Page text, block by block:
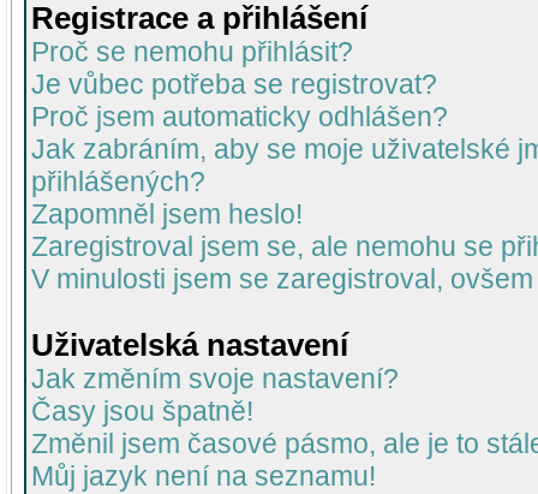
Registrace a přihlášení
Proč se nemohu přihlásit?
Je vůbec potřeba se registrovat?
Proč jsem automaticky odhlášen?
Jak zabráním, aby se moje uživatelské
přihlášených?
Zapomněl jsem heslo!
Zaregistroval jsem se, ale nemohu se
V minulosti jsem se zaregistroval,
Uživatelská nastavení
Jak změním svoje nastavení?
Časy jsou špatně!
Změnil jsem časové pásmo, ale je to
Můj jazyk není na seznamu!